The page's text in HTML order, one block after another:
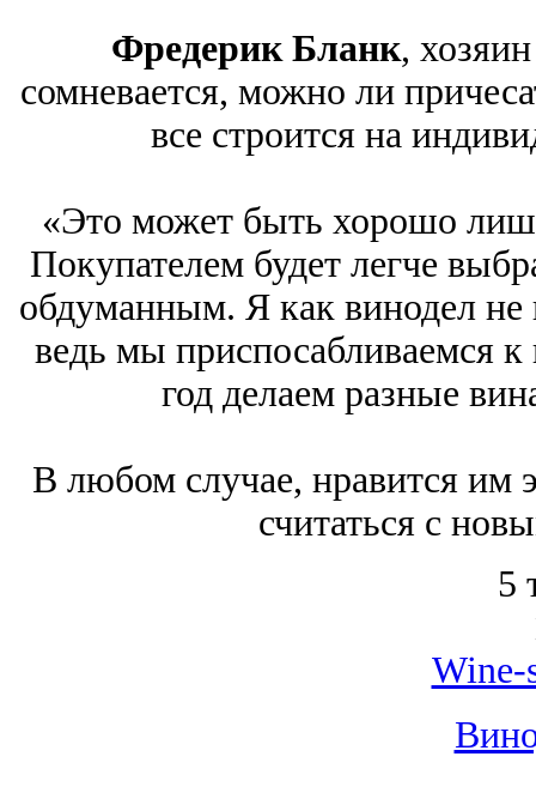
Фредерик Бланк,
сомневается, можно ли
все строится на
«Это может быть хорошо
Покупателем будет легче
обдуманным. Я как винодел
ведь мы приспосабливаемся
год делаем разные
В любом случае, нравится им
считаться с
5
Wine-